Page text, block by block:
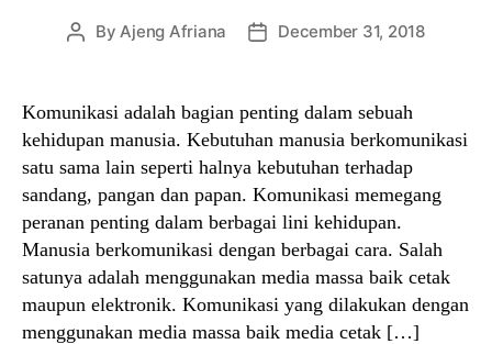
PostByAjeng Afriana
PostDecember 31, 2018
Komunikasi adalah bagian penting dalam sebuah
kehidupan manusia. Kebutuhan manusia berkomunikasi
satu sama lain seperti halnya kebutuhan terhadap
sandang, pangan dan papan. Komunikasi memegang
peranan penting dalam berbagai lini kehidupan.
Manusia berkomunikasi dengan berbagai cara. Salah
satunya adalah menggunakan media massa baik cetak
maupun elektronik. Komunikasi yang dilakukan dengan
menggunakan media massa baik media cetak […]